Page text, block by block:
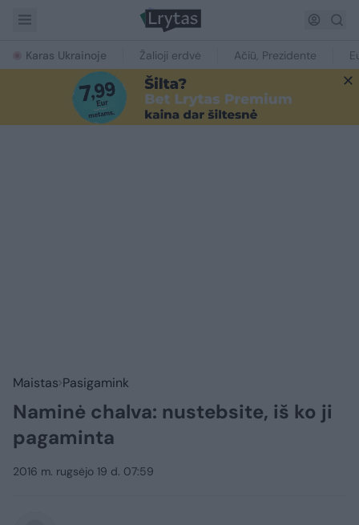
Karas Ukrainoje Žalioji erdvė Ačiū, Prezidente
Maistas Pasigamink
Naminė chalva: nustebsite, iš ko ji
pagaminta
2016 m. rugsėjo 19 d. 07:59